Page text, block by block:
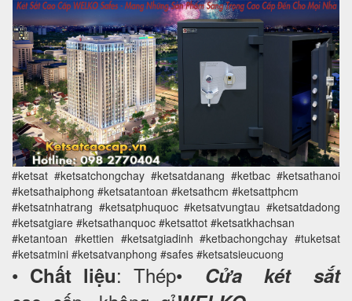
#ketsat #ketsatchongchay #ketsatdanang #ketbac #ketsathanoi
#ketsathaiphong #ketsatantoan #ketsathcm #ketsattphcm
#ketsatnhatrang #ketsatphuquoc #ketsatvungtau #ketsatdadong
#ketsatgiare #ketsathanquoc #ketsattot #ketsatkhachsan
#ketantoan #kettien #ketsatgiadinh #ketbachongchay #tuketsat
#ketsatmini #ketsatvanphong #safes #ketsatsieucuong
• Chất liệu: Thép• Cửa két sắt